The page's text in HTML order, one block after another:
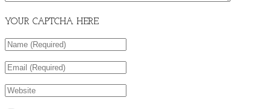
YOUR CAPTCHA HERE